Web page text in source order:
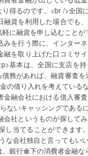
得るのです。<br />全国
融資を利用した場合でも
に融資を申し込むこと
を行う際に、インター
を取り上げた口コミサ
基本は、全国に支店を
務があれば、融資審査
の借り入れを考えている
金融会社における借入審
ないキャッシングである
会社というものが探して
し当てることができます
な会社独自と言ってもい
銀行傘下の消費者金融